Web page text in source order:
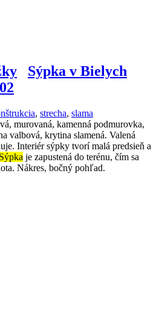
Sýpka v Bielych
, strecha, slama
murovaná, kamenná podmurovka,
valbová, krytina slamená. Valená
Interiér sýpky tvorí malá predsieň a
Sýpka je zapustená do terénu, čím sa
Nákres, bočný pohľad.